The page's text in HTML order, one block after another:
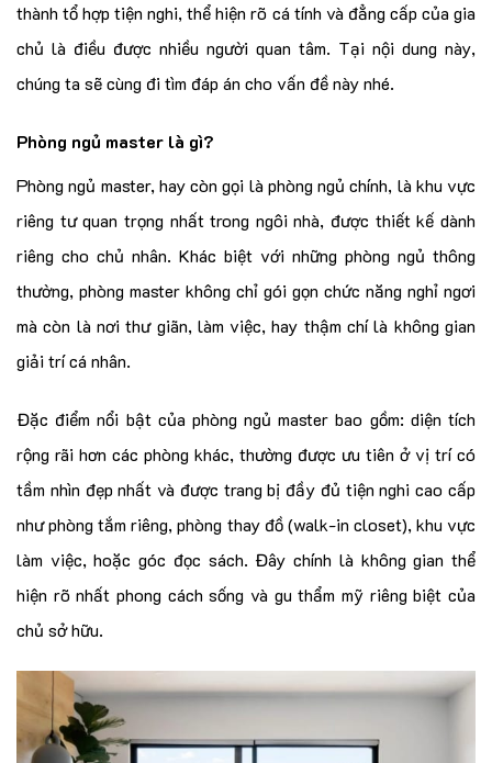
thành tổ hợp tiện nghi, thể hiện rõ cá tính và đẳng cấp của gia
chủ là điều được nhiều người quan tâm. Tại nội dung này,
chúng ta sẽ cùng đi tìm đáp án cho vấn đề này nhé.
Phòng ngủ master là gì?
Phòng ngủ master, hay còn gọi là phòng ngủ chính, là khu vực
riêng tư quan trọng nhất trong ngôi nhà, được thiết kế dành
riêng cho chủ nhân. Khác biệt với những phòng ngủ thông
thường, phòng master không chỉ gói gọn chức năng nghỉ ngơi
mà còn là nơi thư giãn, làm việc, hay thậm chí là không gian
giải trí cá nhân.
Đặc điểm nổi bật của phòng ngủ master bao gồm: diện tích
rộng rãi hơn các phòng khác, thường được ưu tiên ở vị trí có
tầm nhìn đẹp nhất và được trang bị đầy đủ tiện nghi cao cấp
như phòng tắm riêng, phòng thay đồ (walk-in closet), khu vực
làm việc, hoặc góc đọc sách. Đây chính là không gian thể
hiện rõ nhất phong cách sống và gu thẩm mỹ riêng biệt của
chủ sở hữu.